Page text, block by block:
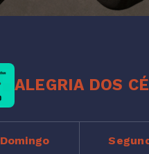
ALEGRIA DOS
Domingo